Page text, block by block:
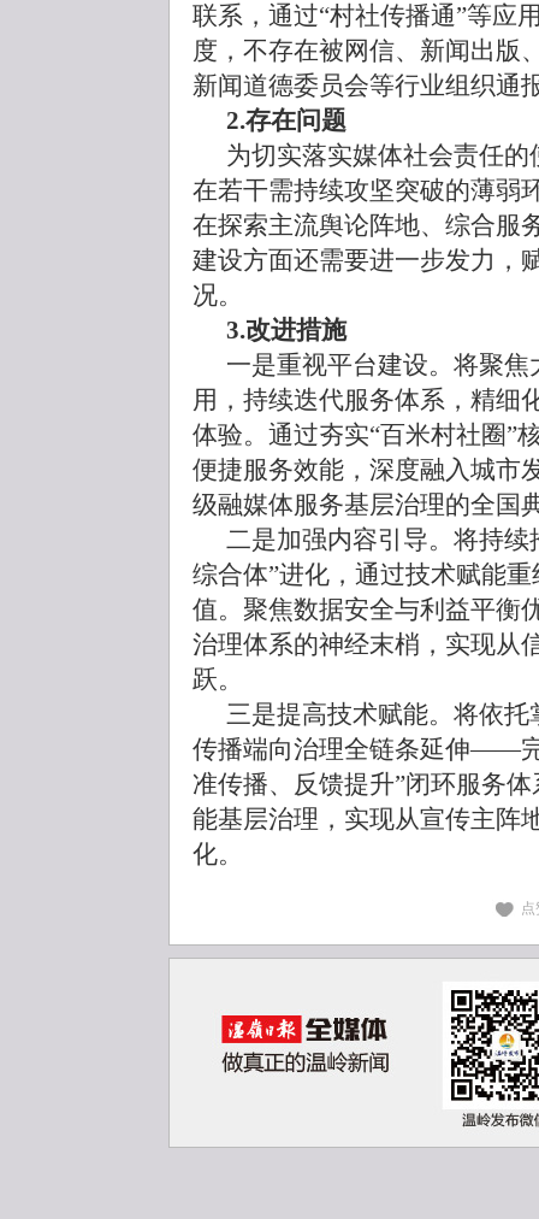
联系，通过“村社传播通”等应
度，不存在被网信、新闻出版
新闻道德委员会等行业组织通
2.存在问题
为切实落实媒体社会责任
在若干需持续攻坚突破的薄弱
在探索主流舆论阵地、综合服
建设方面还需要进一步发力，
况。
3.改进措施
一是重视平台建设。将聚
用，持续迭代服务体系，精细
体验。通过夯实“百米村社圈”
便捷服务效能，深度融入城市
级融媒体服务基层治理的全国
二是加强内容引导。将持
综合体”进化，通过技术赋能
值。聚焦数据安全与利益平衡
治理体系的神经末梢，实现从
跃。
三是提高技术赋能。将依
传播端向治理全链条延伸——
准传播、反馈提升”闭环服务
能基层治理，实现从宣传主阵
化。
点